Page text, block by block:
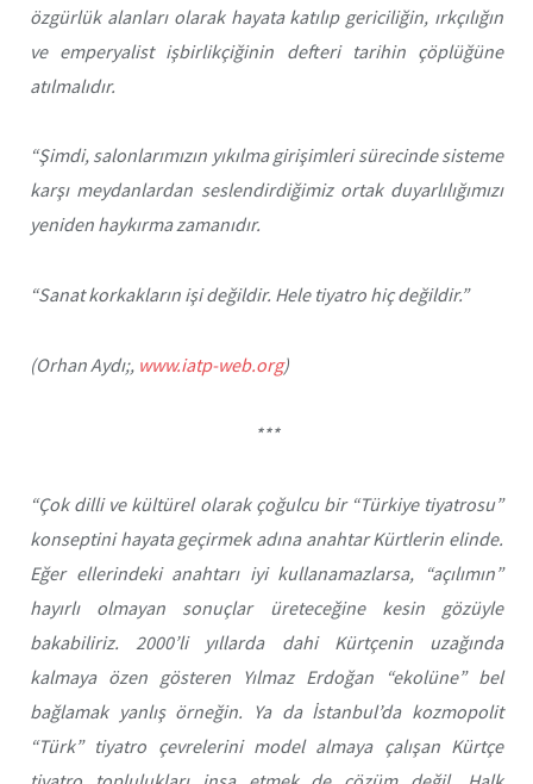
özgürlük alanları olarak hayata katılıp gericiliğin, ırkçılığın
ve emperyalist işbirlikçiğinin defteri tarihin çöplüğüne
atılmalıdır.
“Şimdi, salonlarımızın yıkılma girişimleri sürecinde sisteme
karşı meydanlardan seslendirdiğimiz ortak duyarlılığımızı
yeniden haykırma zamanıdır.
“Sanat korkakların işi değildir. Hele tiyatro hiç değildir.”
(Orhan Aydı;, www.iatp-web.org)
***
“Çok dilli ve kültürel olarak çoğulcu bir “Türkiye tiyatrosu”
konseptini hayata geçirmek adına anahtar Kürtlerin elinde.
Eğer ellerindeki anahtarı iyi kullanamazlarsa, “açılımın”
hayırlı olmayan sonuçlar üreteceğine kesin gözüyle
bakabiliriz. 2000’li yıllarda dahi Kürtçenin uzağında
kalmaya özen gösteren Yılmaz Erdoğan “ekolüne” bel
bağlamak yanlış örneğin. Ya da İstanbul’da kozmopolit
“Türk” tiyatro çevrelerini model almaya çalışan Kürtçe